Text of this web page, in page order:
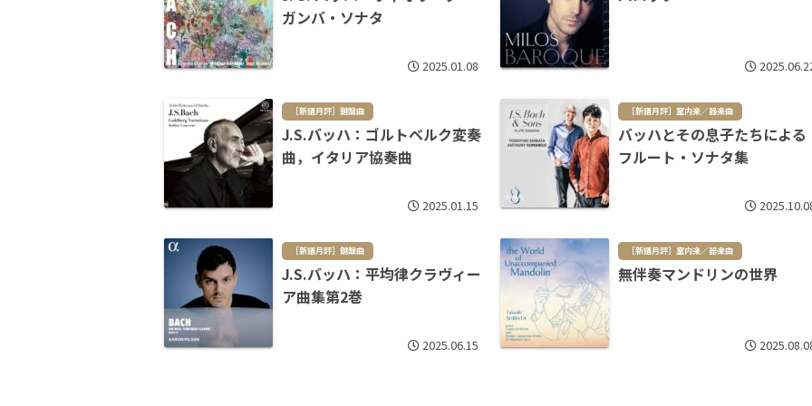
ガンバ・ソナタ
2025.01.08
［新譜月評］鍵盤曲
J.S.バッハ：ゴルトベルク変奏
曲，イタリア協奏曲
2025.01.15
［新譜月評］室内楽／器楽曲
バッハとその息子たちによる
フルート・ソナタ集
［新譜月評］鍵盤曲
J.S.バッハ：平均律クラヴィー
ア曲集第2巻
2025.06.15
［新譜月評］室内楽／器楽曲
無伴奏マンドリンの世界